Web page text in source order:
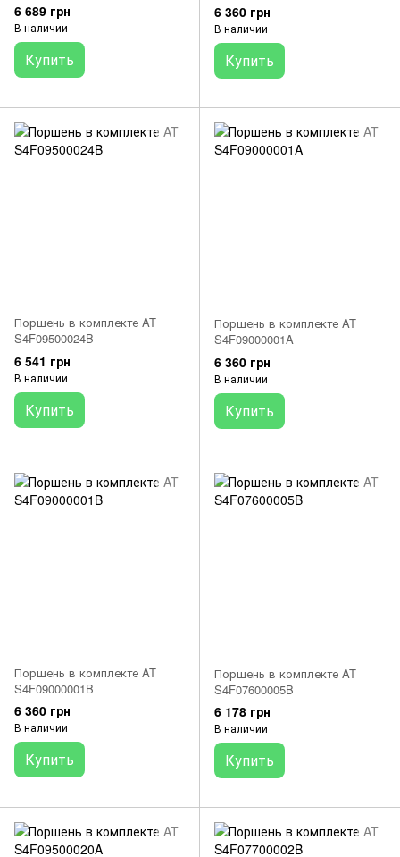
6 689 грн
В наличии
Купить
6 360 грн
В наличии
Купить
Поршень в комплекте AT
S4F09500024B
6 541 грн
В наличии
Купить
Поршень в комплекте AT
S4F09000001A
6 360 грн
В наличии
Купить
Поршень в комплекте AT
S4F09000001B
6 360 грн
В наличии
Купить
Поршень в комплекте AT
S4F07600005B
6 178 грн
В наличии
Купить